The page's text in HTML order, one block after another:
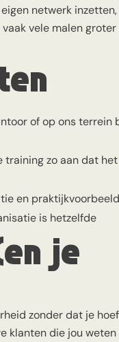
netwerk
vele malen
of op ons terrein
training zo aan dat
en
is hetzelfde
je
zonder dat je
klanten die jou